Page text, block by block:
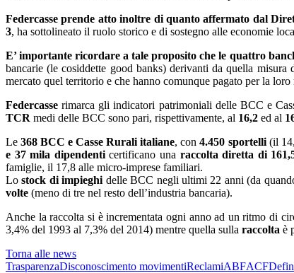
Federcasse prende atto inoltre di quanto affermato dal
3, ha sottolineato il ruolo storico e di sostegno alle economie
E’ importante ricordare a tale proposito che le quattro
bancarie (le cosiddette good banks) derivanti da quella
mercato quel territorio e che hanno comunque pagato per la loro
Federcasse rimarca gli indicatori patrimoniali delle BCC e
TCR medi delle BCC sono pari, rispettivamente, al 16,2 ed al
Le368 BCC e Casse Rurali italiane, con4.450 sportelli(il
e 37 mila dipendenticertificano una raccolta diretta di
famiglie, il 17,8 alle micro-imprese familiari.
Lostock di impieghi delle BCC negli ultimi 22 anni (da
volte (meno di tre nel resto dell’industria bancaria).
Anche la raccolta si è incrementata ogni anno ad un ritmo di
3,4% del 1993 al 7,3% del 2014) mentre quella sulla raccolta è
Torna alle news
TrasparenzaDisconoscimento movimentiReclamiABFACF